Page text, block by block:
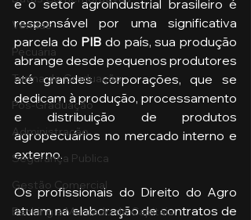
Vendas
Pecuária
Turma de Graduação
Pós-Graduação
Administração
Segurança Publica
Gestão Comercial
Banking e Mercado de Capitais
e o setor agroindustrial brasileiro é
responsável por uma significativa
parcela do PIB do país, sua produção
abrange desde pequenos produtores
até grandes corporações, que se
dedicam à produção, processamento
e distribuição de produtos
agropecuários no mercado interno e
externo.
Os profissionais do Direito do Agro
atuam na elaboração de contratos de